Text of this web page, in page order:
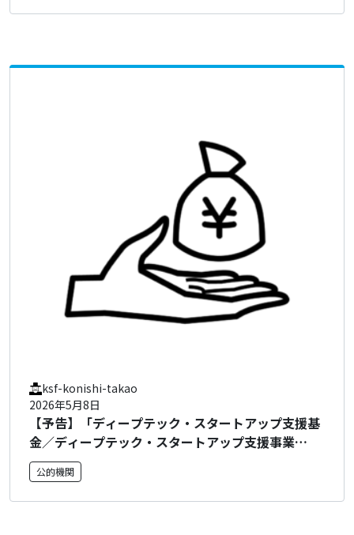
【予告】「ディープテック・スタートアップ支援基
金／ディープテック・スタートアップ支援事業
（DTSU）」及び「GX分野のディープテック・スタ
ートアップに対する実用化研究開発・量産化実証支
援事業（GX）」の2026年度の公募について（予
2026年5月8日
ksf-konishi-takao
公的機関